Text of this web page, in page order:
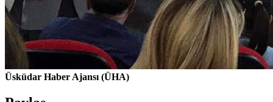
Üsküdar Haber Ajansı (ÜHA)